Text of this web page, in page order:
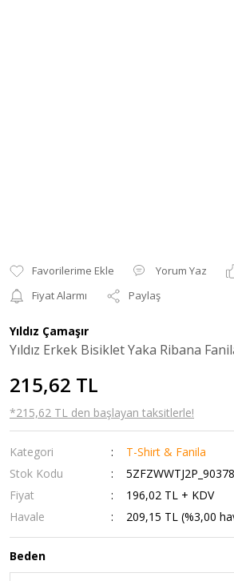
Yorum Yaz
Fiyat Alarmı
Paylaş
Yıldız Çamaşır
Yıldız Erkek Bisiklet Yaka Ribana
215,62 TL
*215,62 TL den başlayan taksitlerle!
Kategori
T-Shirt & Fanila
Stok Kodu
5ZFZWWTJ2P_90378
Fiyat
196,02 TL + KDV
Havale
209,15 TL (%3,00
Beden